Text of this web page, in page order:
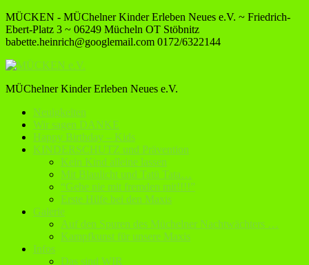
MÜCKEN - MÜChelner Kinder Erleben Neues e.V. ~ Friedrich-
Ebert-Platz 3 ~ 06249 Mücheln OT Stöbnitz
babette.heinrich@googlemail.com 0172/6322144
MÜChelner Kinder Erleben Neues e.V.
Neuigkeiten
Wir sagen DANKE
Happy Birthday – Kids
KINDERSCHUTZ und Prävention
Kein Kind alleine lassen
Mit Blaulicht und Tatü Tata…
“Gehe nie mit fremden mit!!!!”
Erste Hilfe bei den Maxis
Galerie
Auf den Spuren des Müchelner Nachtwächters …
Kampfkunst für unsere Maxis
Infos
Das sind WIR